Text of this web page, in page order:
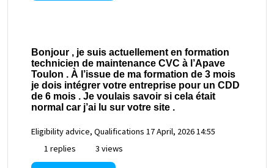
Bonjour , je suis actuellement en formation
technicien de maintenance CVC à l’Apave
Toulon . À l’issue de ma formation de 3 mois
je dois intégrer votre entreprise pour un CDD
de 6 mois . Je voulais savoir si cela était
normal car j’ai lu sur votre site .
Eligibility advice, Qualifications 17 April, 2026 14:55
1 replies
3 views